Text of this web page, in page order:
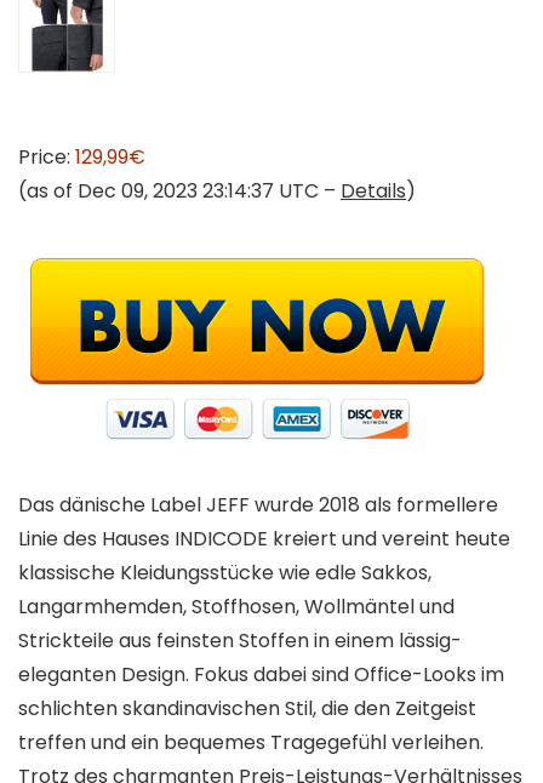
Price: 129,99€
(as of Dec 09, 2023 23:14:37 UTC – Details)
Das dänische Label JEFF wurde 2018 als formellere
Linie des Hauses INDICODE kreiert und vereint heute
klassische Kleidungsstücke wie edle Sakkos,
Langarmhemden, Stoffhosen, Wollmäntel und
Strickteile aus feinsten Stoffen in einem lässig-
eleganten Design. Fokus dabei sind Office-Looks im
schlichten skandinavischen Stil, die den Zeitgeist
treffen und ein bequemes Tragegefühl verleihen.
Trotz des charmanten Preis-Leistungs-Verhältnisses